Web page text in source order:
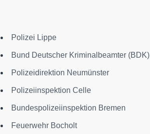
Polizei Lippe
Bund Deutscher Kriminalbeamter (BDK)
Polizeidirektion Neumünster
Polizeiinspektion Celle
Bundespolizeiinspektion Bremen
Feuerwehr Bocholt